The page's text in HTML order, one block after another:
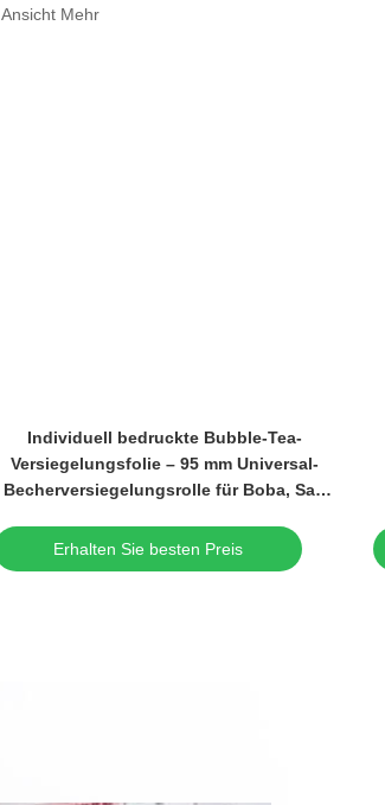
Ansicht Mehr
Individuell bedruckte Bubble-Tea-
Versiegelungsfolie – 95 mm Universal-
Becherversiegelungsrolle für Boba, Saft
Erhalten Sie besten Preis